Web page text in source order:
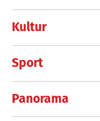
Kultur
Sport
Panorama